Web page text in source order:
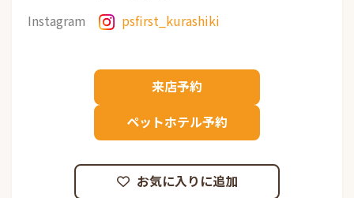
Instagram
psfirst_kurashiki
来店予約
ペットホテル予約
お気に入りに追加